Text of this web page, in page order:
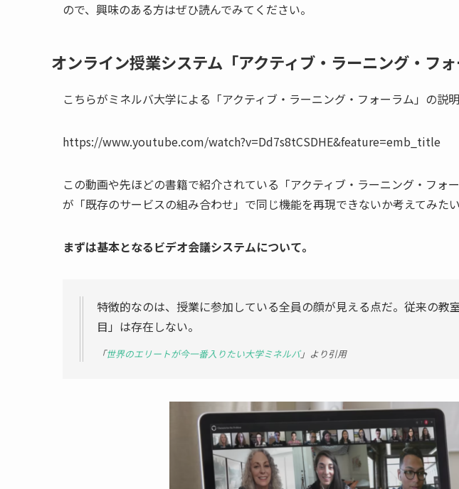
ので、興味のある方はぜひ読んでみてください。
オンライン授業システム「アクティブ・ラーニング・フォ
こちらがミネルバ大学による「アクティブ・ラーニング・フォーラム」の説明
https://www.youtube.com/watch?v=Dd7s8tCSDHE&feature=emb_title
この動画や先ほどの書籍で紹介されている「アクティブ・ラーニング・フォ
が「既存のサービスの組み合わせ」で同じ機能を再現できないか考えてみたい
まずは基本となるビデオ会議システムについて。
特徴的なのは、授業に参加している全員の顔が見える点だ。従来の教
目」は存在しない。
「世界のエリートが今一番入りたい大学ミネルバ」より引用